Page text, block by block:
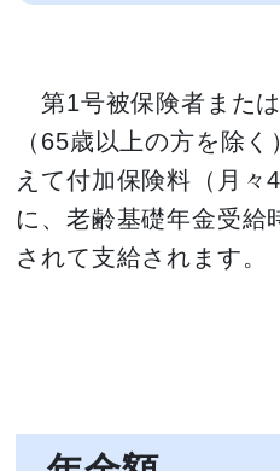
第1号被保険者また
（65歳以上の方を除
えて付加保険料（月々
に、老齢基礎年金受給
されて支給されます。